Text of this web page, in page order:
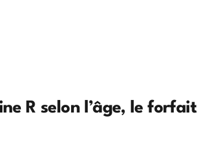
R selon l’âge, le forfait